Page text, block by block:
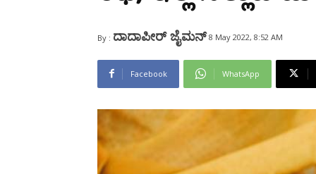
By : ದಾದಾಪೀರ್ ಜೈಮನ್ 8 May 2022, 8:52 AM
Facebook WhatsApp